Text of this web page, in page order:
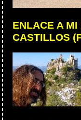
ENLACE A
CASTILLOS